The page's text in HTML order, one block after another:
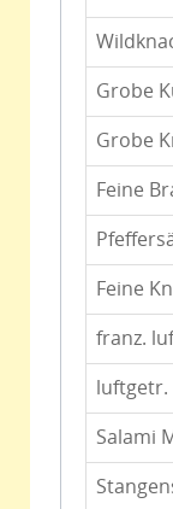
Grobe
Grobe
Feine
Feine
franz.
luftgetr.
Salami